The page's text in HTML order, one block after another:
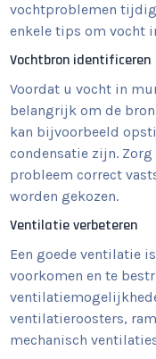
vochtproblemen tijdig
enkele tips om vocht
Vochtbron identificeren
Voordat u vocht in
belangrijk om de
kan bijvoorbeeld
condensatie zijn.
probleem correct
worden gekozen.
Ventilatie verbeteren
Een goede ventilatie
voorkomen en te
ventilatieroosters,
mechanisch